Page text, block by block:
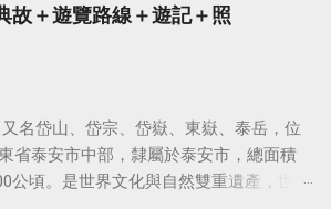
地聚落建在山麓，晨間經常濃霧籠罩，
，這樣的緣由，據連雅堂於雅堂文集稱：
傳在某年巡視中部時，夜宿阿罩霧，嫌
雅而改為霧峰。」不過，早在同治年
臺灣道丁曰健之奏摺與信函已一再稱「霧
，感受當地的茶文化，靜享怡然自得。
遠，且最有名的 黃山 、 泰山 這些風景
之前來大陸出差時都去過了，剩下的山
地，距離上海又不遠的，就當屬福建南
故＋遊覽路線＋遊記＋照
名岱山、岱宗、岱嶽、東嶽、泰岳，位
省泰安市中部，隸屬於泰安市，總面積
公頃。是世界文化與自然雙重遺產，世界